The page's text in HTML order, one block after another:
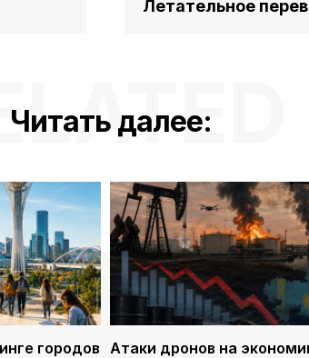
Летательное
Читать далее:
городов
Атаки дронов на